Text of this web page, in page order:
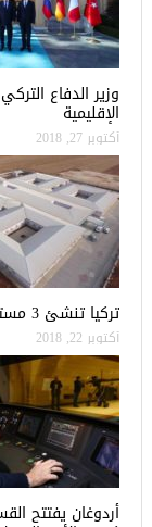
وزير الدفاع
الإقليمية
أكتوبر 27, 2018
تركيا تنشئ 3 مستشفيات في مناطق درع الفرات بسوريا
أكتوبر 22, 2018
أردوغان يفتتح